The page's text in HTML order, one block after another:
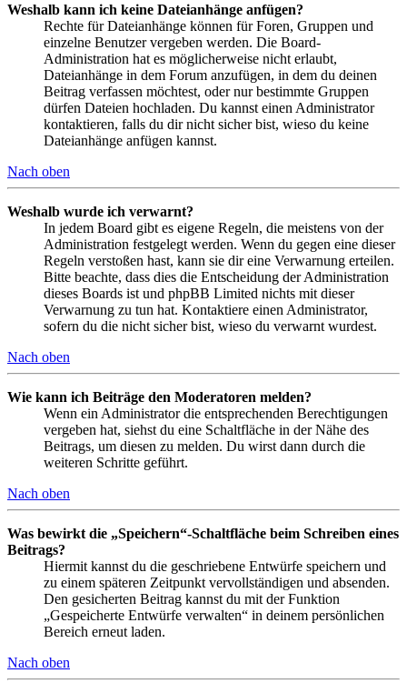
Weshalb kann ich keine Dateianhänge anfügen?
Rechte für Dateianhänge können für Foren, Gruppen und
einzelne Benutzer vergeben werden. Die Board-
Administration hat es möglicherweise nicht erlaubt,
Dateianhänge in dem Forum anzufügen, in dem du deinen
Beitrag verfassen möchtest, oder nur bestimmte Gruppen
dürfen Dateien hochladen. Du kannst einen Administrator
kontaktieren, falls du dir nicht sicher bist, wieso du keine
Dateianhänge anfügen kannst.
Nach oben
Weshalb wurde ich verwarnt?
In jedem Board gibt es eigene Regeln, die meistens von der
Administration festgelegt werden. Wenn du gegen eine dieser
Regeln verstoßen hast, kann sie dir eine Verwarnung erteilen.
Bitte beachte, dass dies die Entscheidung der Administration
dieses Boards ist und phpBB Limited nichts mit dieser
Verwarnung zu tun hat. Kontaktiere einen Administrator,
sofern du die nicht sicher bist, wieso du verwarnt wurdest.
Nach oben
Wie kann ich Beiträge den Moderatoren melden?
Wenn ein Administrator die entsprechenden Berechtigungen
vergeben hat, siehst du eine Schaltfläche in der Nähe des
Beitrags, um diesen zu melden. Du wirst dann durch die
weiteren Schritte geführt.
Nach oben
Was bewirkt die „Speichern“-Schaltfläche beim Schreiben eines
Beitrags?
Hiermit kannst du die geschriebene Entwürfe speichern und
zu einem späteren Zeitpunkt vervollständigen und absenden.
Den gesicherten Beitrag kannst du mit der Funktion
„Gespeicherte Entwürfe verwalten“ in deinem persönlichen
Bereich erneut laden.
Nach oben